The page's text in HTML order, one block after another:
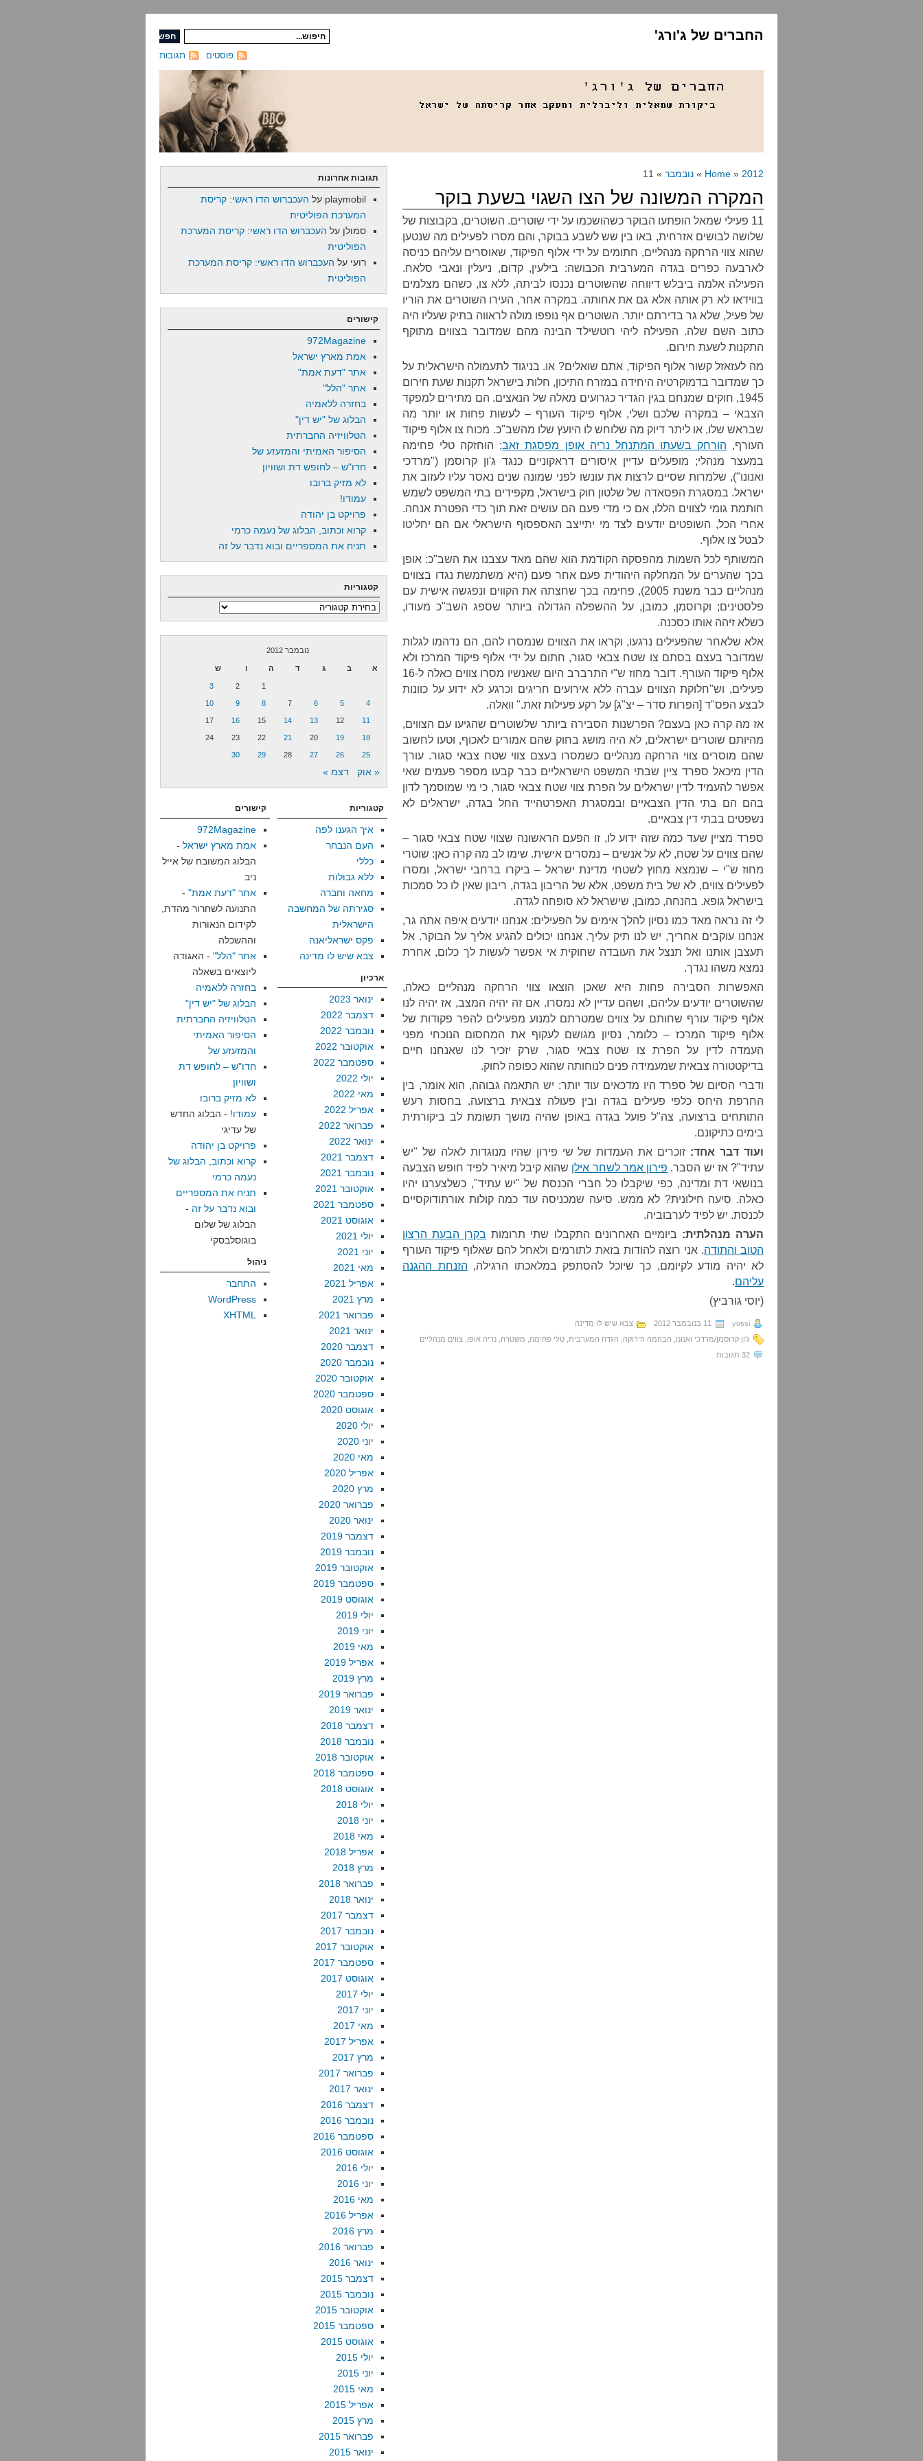
החברים של ג'ורג'
תגובות פוסטים
Home » 2012
» נובמבר » 11
המקרה המשונה של הצו השגוי בשעת בוקר
11 פעילי שמאל הופתעו הבוקר כשהושכמו על ידי שוטרים. השוטרים, בקבוצות של
שלושה לבושים אזרחית, באו בין שש לשבע בבוקר, והם מסרו לפעילים מה שנטען
שהוא צווי הרחקה מנהליים, חתומים על ידי אלוף הפיקוד, שאוסרים עליהם כניסה
לארבעה כפרים בגדה המערבית הכבושה: בילעין, קדום, ניעלין ונאבי סלאח.
הפעילה אלמה ביבלש דיווחה שהשוטרים נכנסו לביתה, ללא צו, כשהם מצלמים
בווידאו לא רק אותה אלא גם את אחותה. במקרה אחר, העירו השוטרים את הוריו
של פעיל, שלא גר בדירתם יותר. השוטרים אף נופפו מולה לראווה בתיק שעליו היה
כתוב השם שלה. הפעילה ליהי רוטשילד הבינה מהם שמדובר בצווים מתוקף
התקנות לשעת חירום.
מה לעזאזל קשור אלוף הפיקוד, אתם שואלים? או. בניגוד לתעמולה הישראלית על
כך שמדובר בדמוקרטיה היחידה במזרח התיכון, חלות בישראל תקנות שעת חירום
1945, חוקים שמנחם בגין הגדיר כגרועים מאלה של הנאצים. הם מתירים למפקד
הצבאי – במקרה שלכם ושלי, אלוף פיקוד העורף – לעשות פחות או יותר מה
שבראש שלו, או ליתר דיוק מה שלוחש לו היועץ שלו מהשב"כ. מכוח צו אלוף פיקוד
העורף, הורחק בשעתו המתנחל נריה אופן מפסגת זאב; הוחזקה טלי פחימה
במעצר מנהלי; מופעלים עדיין איסורים דראקוניים כנגד ג'ון קרוסמן ("מרדכי
ואנונו"), שלמרות שסיים לרצות את עונשו לפני שמונה שנים נאסר עליו לעזוב את
ישראל. במסגרת הפסאדה של שלטון חוק בישראל, מקפידים בתי המשפט לשמש
חותמת גומי לצווים הללו, אם כי מדי פעם הם עושים זאת תוך כדי הפטרת אנחה.
אחרי הכל, השופטים יודעים לצד מי יתייצב האספסוף הישראלי אם הם יחליטו
לבטל צו אלוף.
המשותף לכל השמות מהפסקה הקודמת הוא שהם מאד עצבנו את השב"כ: אופן
בכך שהערים על המחלקה היהודית פעם אחר פעם (היא משתמשת נגדו בצווים
מנהליים כבר משנת 2005), פחימה בכך שחצתה את הקווים ונפגשה אישית עם
פלסטינים; וקרוסמן, כמובן, על ההשפלה הגדולה ביותר שספג השב"כ מעודו,
כשלא זיהה אותו כסכנה.
אלא שלאחר שהפעילים נרגעו, וקראו את הצווים שנמסרו להם, הם נדהמו לגלות
שמדובר בעצם בסתם צו שטח צבאי סגור, חתום על ידי אלוף פיקוד המרכז ולא
אלוף פיקוד העורף. דובר מחוז ש"י התרברב היום שאנשיו מסרו צווים כאלה ל-16
פעילים, וש"חלוקת הצווים עברה ללא אירועים חריגים וכרגע לא ידוע על כוונות
לבצע הפס"ד [הפרות סדר – יצ"ג] על רקע פעילות זאת." וואלה.
אז מה קרה כאן בעצם? הפרשנות הסבירה ביותר שלשוטרים שהגיעו עם הצווים,
מהיותם שוטרים ישראלים, לא היה מושג בחוק שהם אמורים לאכוף, וטעו לחשוב
שהם מוסרים צווי הרחקה מנהליים כשמסרו בעצם צווי שטח צבאי סגור. עורך
הדין מיכאל ספרד ציין שבתי המשפט הישראליים כבר קבעו מספר פעמים שאי
אפשר להעמיד לדין ישראלים על הפרת צווי שטח צבאי סגור, כי מי שמוסמך לדון
בהם הם בתי הדין הצבאיים ובמסגרת האפרטהייד החל בגדה, ישראלים לא
נשפטים בבתי דין צבאיים.
ספרד מציין שעד כמה שזה ידוע לו, זו הפעם הראשונה שצווי שטח צבאי סגור –
שהם צווים על שטח, לא על אנשים – נמסרים אישית. שימו לב מה קרה כאן: שוטרי
מחוז ש"י – שנמצא מחוץ לשטחי מדינת ישראל – ביקרו ברחבי ישראל, ומסרו
לפעילים צווים, לא של בית משפט, אלא של הריבון בגדה, ריבון שאין לו כל סמכות
בישראל גופא. בהנחה, כמובן, שישראל לא סופחה לגדה.
לי זה נראה מאד כמו נסיון להלך אימים על הפעילים: אנחנו יודעים איפה אתה גר,
אנחנו עוקבים אחריך, יש לנו תיק עליך. אנחנו יכולים להגיע אליך על הבוקר. אל
תעצבן אותנו ואל תנצל את העובדה שחוקית אי אפשר לעשות לך כלום, אחרת
נמצא משהו נגדך.
האפשרות הסבירה פחות היא שאכן הוצאו צווי הרחקה מנהליים כאלה,
שהשוטרים יודעים עליהם, ושהם עדיין לא נמסרו. אם זה יהיה המצב, אז יהיה לנו
אלוף פיקוד עורף שחותם על צווים שמטרתם למנוע מפעילים להפר פקודות של
אלוף פיקוד המרכז – כלומר, נסיון מגושם לעקוף את המחסום הנוכחי מפני
העמדה לדין על הפרת צו שטח צבאי סגור, שרק יזכיר לנו שאנחנו חיים
בדיקטטורה צבאית שמעמידה פנים לנוחותה שהוא כפופה לחוק.
ודברי הסיום של ספרד היו מדכאים עוד יותר: יש התאמה גבוהה, הוא אומר, בין
החרפת היחס כלפי פעילים בגדה ובין פעולה צבאית ברצועה. בחסות רעש
התותחים ברצועה, צה"ל פועל בגדה באופן שהיה מושך תשומת לב ביקורתית
בימים כתיקונם.
ועוד דבר אחד: זוכרים את העמדות של שי פירון שהיו מנוגדות לאלה של "יש
עתיד"? אז יש הסבר. פירון אמר לשחר אילן שהוא קיבל מיאיר לפיד חופש הצבעה
בנושאי דת ומדינה, כפי שיקבלו כל חברי הכנסת של "יש עתיד", כשלצערנו יהיו
כאלה. סיעה חילונית? לא ממש. סיעה שמכניסה עוד כמה קולות אורתודוקסיים
לכנסת. יש לפיד לערבוביה.
הערה מנהלתית: ביומיים האחרונים התקבלו שתי תרומות בקרן הבעת הרצון
הטוב והתודה. אני רוצה להודות בזאת לתורמים ולאחל להם שאלוף פיקוד העורף
לא יהיה מודע לקיומם, כך שיוכל להסתפק במלאכתו הרגילה, הזנחת ההגנה
עליהם.
(יוסי גורביץ)
yossi 11 בנובמבר 2012
צבא שיש לו מדינה
ג'ון קרוסמן/מרדכי ואנונו
הבהמה הירוקה הגדה המערבית טלי פחימה משטרה נריה אופן צווים מנהליים
32 תגובות
תגובות אחרונות
playmobil על העכברוש הדו ראשי: קריסת
המערכת הפוליטית
סמולן על העכברוש הדו ראשי: קריסת המערכת
הפוליטית
רועי על העכברוש הדו ראשי: קריסת המערכת
הפוליטית
קישורים
972Magazine
אמת מארץ ישראל
אתר "דעת אמת"
אתר "הלל"
בחזרה ללאמיה
הבלוג של "יש דין"
הטלוויזיה החברתית
הסיפור האמיתי והמזעזע של
חדו"ש – לחופש דת ושוויון
לא מזיק ברובו
עמודו!
פרויקט בן יהודה
קרוא וכתוב, הבלוג של נעמה כרמי
תניח את המספריים ובוא נדבר על זה
קטגוריות
קטגוריות
נובמבר 2012
א ב ג ד ה ו ש
1
2
3
4
5
6
7
8
9
10
11
12
13
14
15
16
17
18
19
20
21
22
23
24
25
26
27
28
29
30
« אוק דצמ »
קטגוריות
איך הגענו לפה
העם הנבחר
כללי
ללא גבולות
מחאה וחברה
סגירתה של המחשבה
הישראלית
פקס ישראליאנה
צבא שיש לו מדינה
ארכיון
ינואר 2023
דצמבר 2022
נובמבר 2022
אוקטובר 2022
ספטמבר 2022
יולי 2022
מאי 2022
אפריל 2022
פברואר 2022
ינואר 2022
דצמבר 2021
נובמבר 2021
אוקטובר 2021
ספטמבר 2021
אוגוסט 2021
יולי 2021
יוני 2021
מאי 2021
אפריל 2021
מרץ 2021
פברואר 2021
ינואר 2021
דצמבר 2020
נובמבר 2020
אוקטובר 2020
ספטמבר 2020
אוגוסט 2020
יולי 2020
יוני 2020
מאי 2020
אפריל 2020
מרץ 2020
פברואר 2020
ינואר 2020
דצמבר 2019
נובמבר 2019
אוקטובר 2019
ספטמבר 2019
אוגוסט 2019
יולי 2019
יוני 2019
מאי 2019
אפריל 2019
מרץ 2019
פברואר 2019
ינואר 2019
דצמבר 2018
נובמבר 2018
אוקטובר 2018
ספטמבר 2018
אוגוסט 2018
יולי 2018
יוני 2018
מאי 2018
אפריל 2018
מרץ 2018
פברואר 2018
ינואר 2018
דצמבר 2017
נובמבר 2017
אוקטובר 2017
ספטמבר 2017
אוגוסט 2017
יולי 2017
יוני 2017
מאי 2017
אפריל 2017
מרץ 2017
פברואר 2017
ינואר 2017
דצמבר 2016
נובמבר 2016
ספטמבר 2016
אוגוסט 2016
יולי 2016
יוני 2016
מאי 2016
אפריל 2016
מרץ 2016
פברואר 2016
ינואר 2016
דצמבר 2015
נובמבר 2015
אוקטובר 2015
ספטמבר 2015
אוגוסט 2015
יולי 2015
יוני 2015
מאי 2015
אפריל 2015
מרץ 2015
פברואר 2015
ינואר 2015
קישורים
972Magazine
אמת מארץ ישראל -
הבלוג המשובח של אייל
ניב
אתר "דעת אמת" -
התנועה לשחרור מהדת,
לקידום הנאורות
וההשכלה
אתר "הלל" - האגודה
ליוצאים בשאלה
בחזרה ללאמיה
הבלוג של "יש דין"
הטלוויזיה החברתית
הסיפור האמיתי
והמזעזע של
חדו"ש – לחופש דת
ושוויון
לא מזיק ברובו
עמודו! - הבלוג החדש
של עדיגי
פרויקט בן יהודה
קרוא וכתוב, הבלוג של
נעמה כרמי
תניח את המספריים
ובוא נדבר על זה -
הבלוג של שלום
בוגוסלבסקי
ניהול
התחבר
WordPress
XHTML